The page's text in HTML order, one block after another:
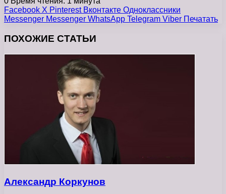
Facebook X Pinterest Вконтакте Одноклассники
Messenger Messenger WhatsApp Telegram Viber Печатать
ПОХОЖИЕ СТАТЬИ
Александр Коркунов